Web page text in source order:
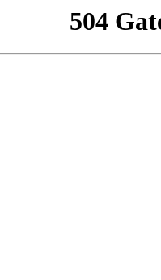
504